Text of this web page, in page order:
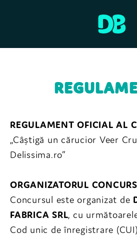
REGULAMENT OFICIAL AL
„Câștigă un cărucior Veer
Delissima.ro”
ORGANIZATORUL
Concursul este organizat de
FABRICA SRL, cu
Cod unic de înregistrare